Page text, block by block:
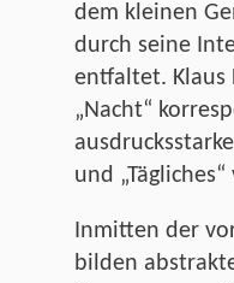
dem kleinen
durch seine
entfaltet. Klaus
„Nacht“
und
Inmitten der
bilden